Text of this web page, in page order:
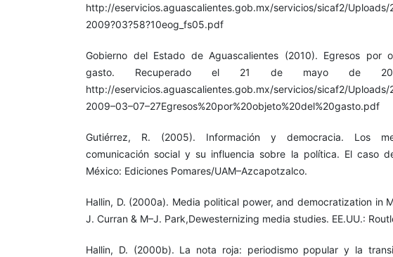
http://eservicios.aguascalientes.gob.mx/servicios/sicaf2/Uploads/
2009?03?58?10eog_fs05.pdf
Gobierno del Estado de Aguascalientes (2010). Egresos por
gasto. Recuperado el 21 de mayo de
http://eservicios.aguascalientes.gob.mx/servicios/sicaf2/Uploads/
2009–03–07–27Egresos%20por%20objeto%20del%20gasto.pdf
Gutiérrez, R. (2005). Información y democracia. Los
comunicación social y su influencia sobre la política. El caso
México: Ediciones Pomares/UAM–Azcapotzalco.
Hallin, D. (2000a). Media political power, and democratization in
J. Curran & M–J. Park,Dewesternizing media studies. EE.UU.:
Hallin, D. (2000b). La nota roja: periodismo popular y la